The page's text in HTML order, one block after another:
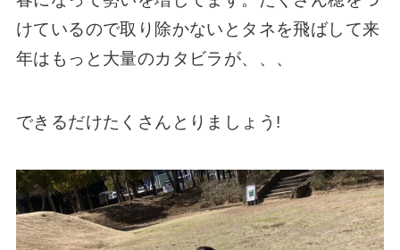
けているので取り除かないとタネを飛ばして来
年はもっと大量のカタビラが、、、
できるだけたくさんとりましょう!